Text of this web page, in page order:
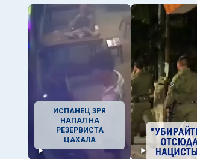
ИСПАНЕЦ ЗРЯ
НАПАЛ НА
РЕЗЕРВИСТА
ЦАХАЛА